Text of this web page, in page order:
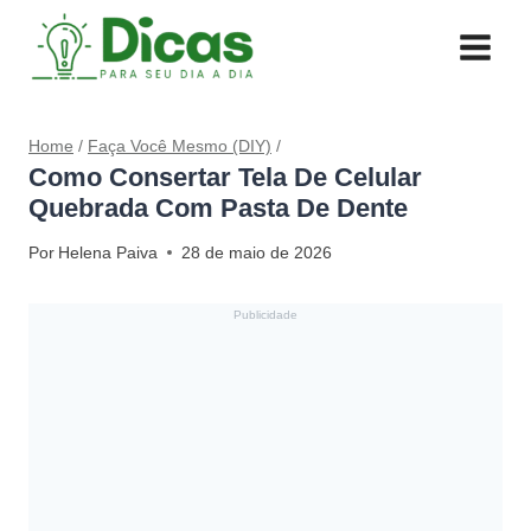
para
Home / Faça Você Mesmo (DIY) /
Como Consertar Tela De Celular
Quebrada Com Pasta De Dente
Por Helena Paiva 28 de maio de 2026
Publicidade